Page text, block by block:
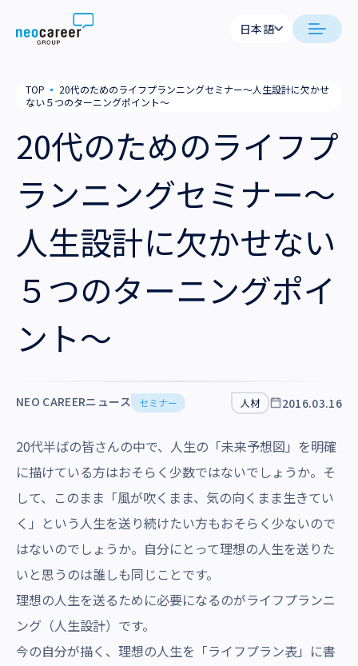
Skip to content
日本語
私たちの考え方
就労支援
業務支援
役員一覧
拠点一覧
グループ会社
サステナビリティ
日本語
TOP ▪ 20代のためのライフプランニングセミナー～人生設計に欠かせ
ない５つのターニングポイント～
20代のためのライフプ
ランニングセミナー～
人生設計に欠かせない
５つのターニングポイ
ント～
NEO CAREERニュース セミナー 人材 2016.03.16
20代半ばの皆さんの中で、人生の「未来予想図」を明確
に描けている方はおそらく少数ではないでしょうか。そ
して、このまま「風が吹くまま、気の向くまま生きてい
く」という人生を送り続けたい方もおそらく少ないので
はないのでしょうか。自分にとって理想の人生を送りた
いと思うのは誰しも同じことです。
理想の人生を送るために必要になるのがライフプランニ
ング（人生設計）です。
今の自分が描く、理想の人生を「ライフプラン表」に書